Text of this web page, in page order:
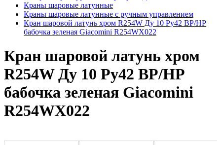
Краны шаровые латунные
Краны шаровые латунные с ручным управлением
Кран шаровой латунь хром R254W Ду 10 Ру42 ВР/НР
бабочка зеленая Giacomini R254WX022
Кран шаровой латунь хром
R254W Ду 10 Ру42 ВР/НР
бабочка зеленая Giacomini
R254WX022